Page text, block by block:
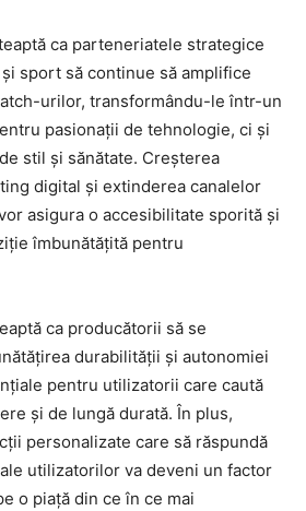
ca parteneriatele strategice
sport să continue să amplifice
urilor, transformându-le într-un
pasionații de tehnologie, ci și
stil și sănătate. Creșterea
digital și extinderea canalelor
asigura o accesibilitate sporită și
îmbunătățită pentru
ca producătorii să se
durabilității și autonomiei
pentru utilizatorii care caută
și de lungă durată. În plus,
personalizate care să răspundă
utilizatorilor va deveni un factor
o piață din ce în ce mai